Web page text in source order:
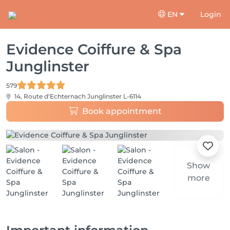
EN Login
Evidence Coiffure & Spa
Junglinster
579
14, Route d‘Echternach Junglinster L-6114
Book appointment
Show
more